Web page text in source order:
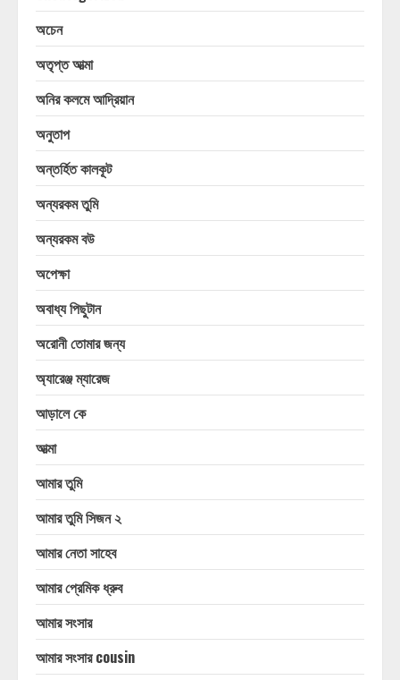
অচেন
অতৃপ্ত আত্মা
অনির কলমে আদ্রিয়ান
অনুতাপ
অন্তর্হিত কালকূট
অন্যরকম তুমি
অন্যরকম বউ
অপেক্ষা
অবাধ্য পিছুটান
অরোনী তোমার জন্য
অ্যারেঞ্জ ম্যারেজ
আড়ালে কে
আত্মা
আমার তুমি
আমার তুমি সিজন ২
আমার নেতা সাহেব
আমার প্রেমিক ধ্রুব
আমার সংসার
আমার সংসার cousin